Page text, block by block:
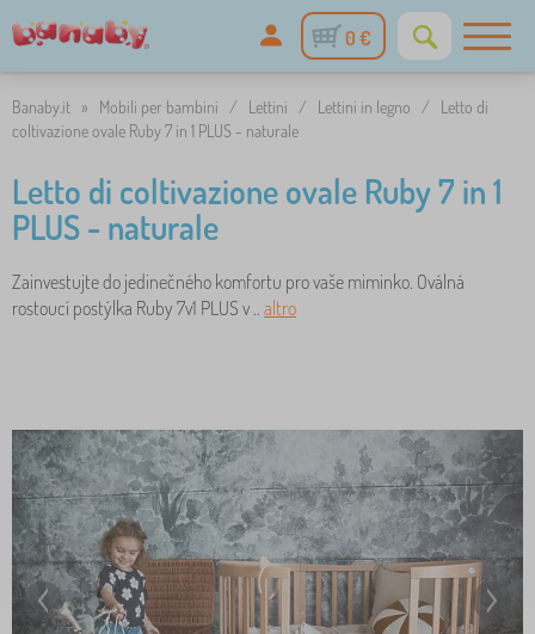
0 €
Banaby.it » Mobili per bambini / Lettini / Lettini in legno /
Letto di
coltivazione ovale Ruby 7 in 1 PLUS - naturale
Letto di coltivazione ovale Ruby 7 in 1
PLUS - naturale
Zainvestujte do jedinečného komfortu pro vaše miminko. Oválná
rostoucí postýlka Ruby 7v1 PLUS v .. altro